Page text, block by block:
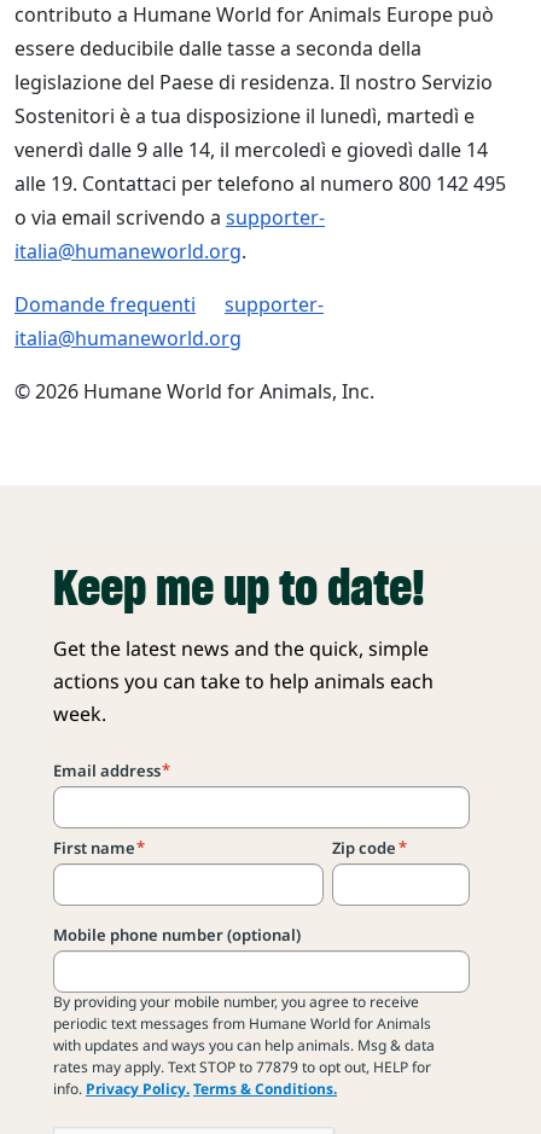
contributo a Humane World for Animals Europe può
essere deducibile dalle tasse a seconda della
legislazione del Paese di residenza. Il nostro Servizio
Sostenitori è a tua disposizione il lunedì, martedì e
venerdì dalle 9 alle 14, il mercoledì e giovedì dalle 14
alle 19. Contattaci per telefono al numero 800 142 495
o via email scrivendo a supporter-
italia@humaneworld.org.
Domande frequenti
supporter-
italia@humaneworld.org
© 2026 Humane World for Animals, Inc.